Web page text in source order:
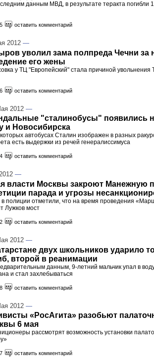
данным МВД, в результате теракта погибли
оставить комментарий
2012 —
уволил зама полпреда Чечни за
его жены
у ТЦ "Европейский" стала причиной
оставить комментарий
2012 —
"сталинобусы" появились
и Новосибирска
автобусах Сталин изображен в разных
есть выдержки из речей генералиссимуса
оставить комментарий
—
власти Москвы закроют Манежную
парада и угрозы
в полиции отметили, что на время проведения
Лужков мост
оставить комментарий
2012 —
двух школьников ударило
второй в реанимации
данным, 9-летний мальчик упал в
и стал захлебываться
оставить комментарий
2012 —
«РосАгита» разобьют
6 мая
рассмотрят возможность установки
оставить комментарий